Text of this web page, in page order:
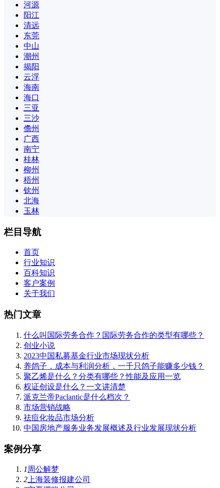
河源
阳江
清远
东莞
中山
潮州
揭阳
云浮
海南
海口
三亚
三沙
儋州
广西
南宁
桂林
柳州
梧州
钦州
北海
玉林
栏目导航
首页
行业知识
百科知识
客户案例
关于我们
热门文章
什么叫国际劳务合作？国际劳务合作的类型有哪些？
创业小说
2023中国私募基金行业市场现状分析
养鸽子，成本与利润分析，一千只鸽子能赚多少钱？
聚乙烯是什么？分类有哪些？性能及应用一览
权证创设是什么？一文讲清楚
派克兰帝Paclantic是什么档次？
市场营销战略
祛痘化妆品市场分析
中国房地产服务业务发展概述及行业发展现状分析
案例分享
1 周公解梦
2 上海装修报建公司